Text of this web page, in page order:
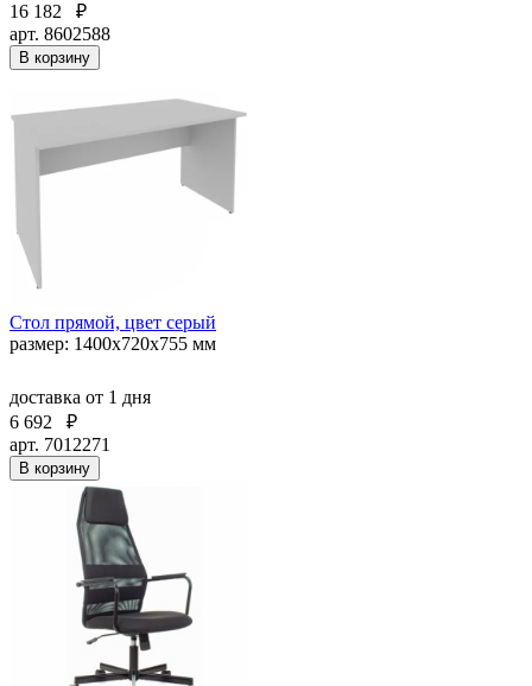
16 182
₽
арт. 8602588
В корзину
Стол прямой, цвет серый
размер: 1400х720х755 мм
доставка от 1 дня
6 692
₽
арт. 7012271
В корзину